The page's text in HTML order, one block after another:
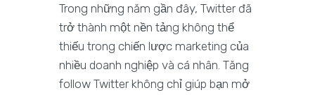
Trong những năm gần đây, Twitter đã
trở thành một nền tảng không thể
thiếu trong chiến lược marketing của
nhiều doanh nghiệp và cá nhân. Tăng
follow Twitter không chỉ giúp bạn mở